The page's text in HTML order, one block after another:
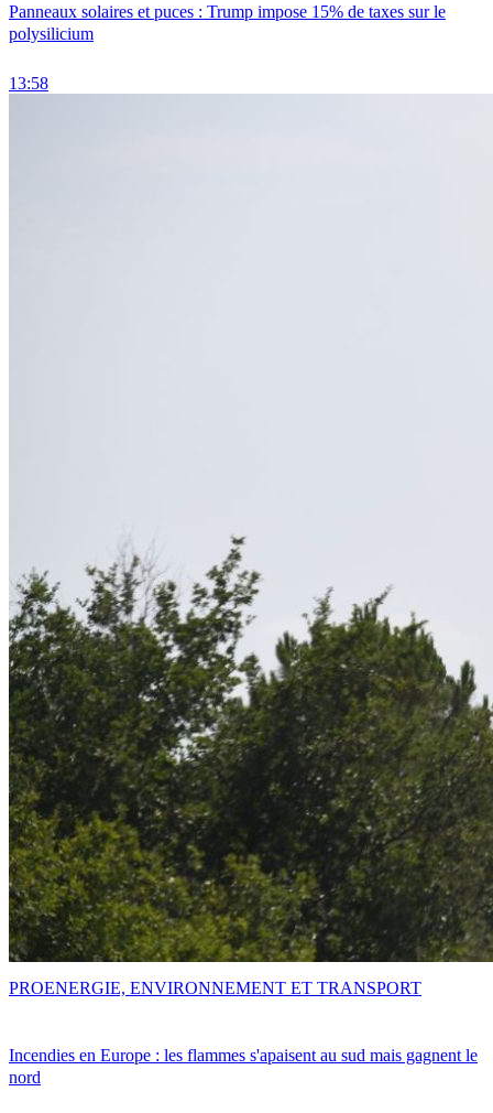
Panneaux solaires et puces : Trump impose 15% de taxes sur le
polysilicium
13:58
Incendies en Europe : les flammes s'apaisent au sud mais gagnent le
nord
PROENERGIE, ENVIRONNEMENT ET TRANSPORT